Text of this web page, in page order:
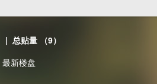
| 总贴量 （9）
最新楼盘